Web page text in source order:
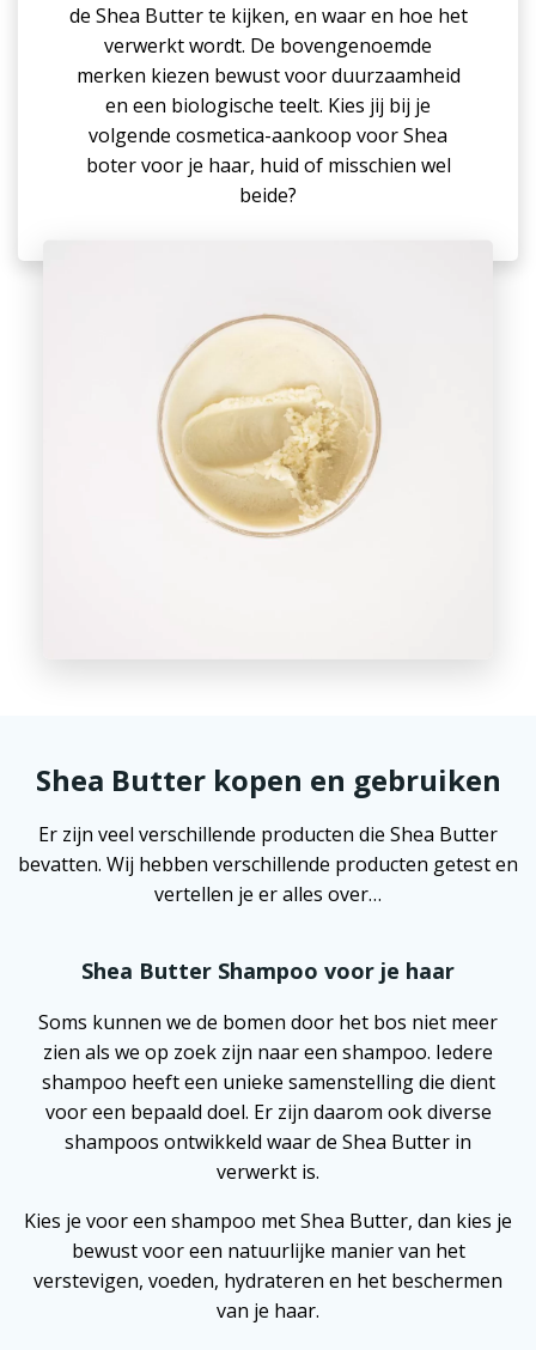
de Shea Butter te kijken, en waar en hoe het
verwerkt wordt. De bovengenoemde
merken kiezen bewust voor duurzaamheid
en een biologische teelt. Kies jij bij je
volgende cosmetica-aankoop voor Shea
boter voor je haar, huid of misschien wel
beide?
Shea Butter kopen en gebruiken
Er zijn veel verschillende producten die Shea Butter
bevatten. Wij hebben verschillende producten getest en
vertellen je er alles over…
Shea Butter Shampoo voor je haar
Soms kunnen we de bomen door het bos niet meer
zien als we op zoek zijn naar een shampoo. Iedere
shampoo heeft een unieke samenstelling die dient
voor een bepaald doel. Er zijn daarom ook diverse
shampoos ontwikkeld waar de Shea Butter in
verwerkt is.
Kies je voor een shampoo met Shea Butter, dan kies je
bewust voor een natuurlijke manier van het
verstevigen, voeden, hydrateren en het beschermen
van je haar.